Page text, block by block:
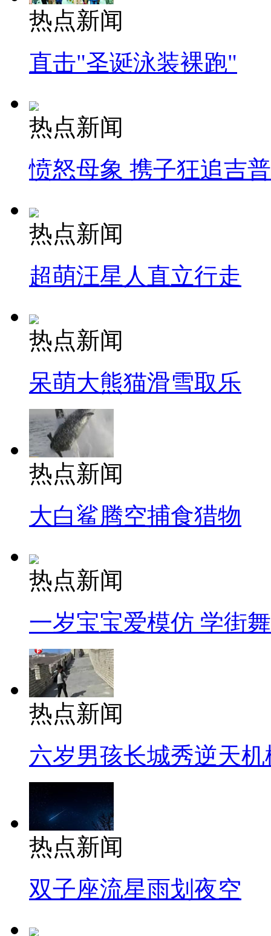
热点新闻
直击"圣诞泳装裸跑"
热点新闻
愤怒母象 携子狂追吉
热点新闻
超萌汪星人直立行走
热点新闻
呆萌大熊猫滑雪取乐
热点新闻
大白鲨腾空捕食猎物
热点新闻
一岁宝宝爱模仿 学街
热点新闻
六岁男孩长城秀逆天机
热点新闻
双子座流星雨划夜空